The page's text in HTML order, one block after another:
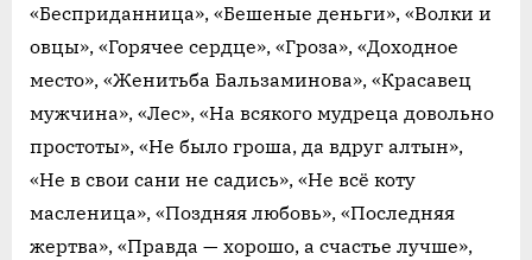
«Бесприданница», «Бешеные деньги», «Волки и
овцы», «Горячее сердце», «Гроза», «Доходное
место», «Женитьба Бальзаминова», «Красавец
мужчина», «Лес», «На всякого мудреца довольно
простоты», «Не было гроша, да вдруг алтын»,
«Не в свои сани не садись», «Не всё коту
масленица», «Поздняя любовь», «Последняя
жертва», «Правда — хорошо, а счастье лучше»,